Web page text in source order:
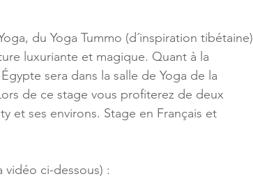
du Yoga Tummo (d´inspiration tibétaine)
luxuriante et magique. Quant à la
sera dans la salle de Yoga de la
de ce stage vous profiterez de deux
et ses environs. Stage en Français et
vidéo ci-dessous) :